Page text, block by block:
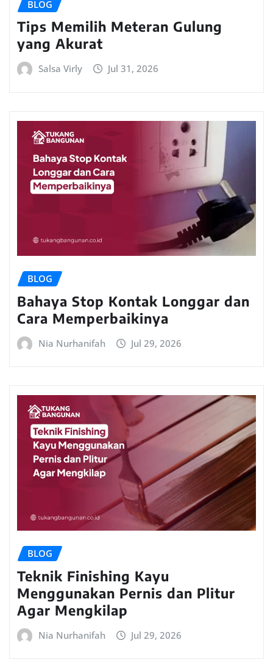
BLOG
Tips Memilih Meteran Gulung
yang Akurat
Salsa Virly Jul 31, 2026
BLOG
Bahaya Stop Kontak Longgar dan
Cara Memperbaikinya
Nia Nurhanifah Jul 29, 2026
BLOG
Teknik Finishing Kayu
Menggunakan Pernis dan Plitur
Agar Mengkilap
Nia Nurhanifah Jul 29, 2026